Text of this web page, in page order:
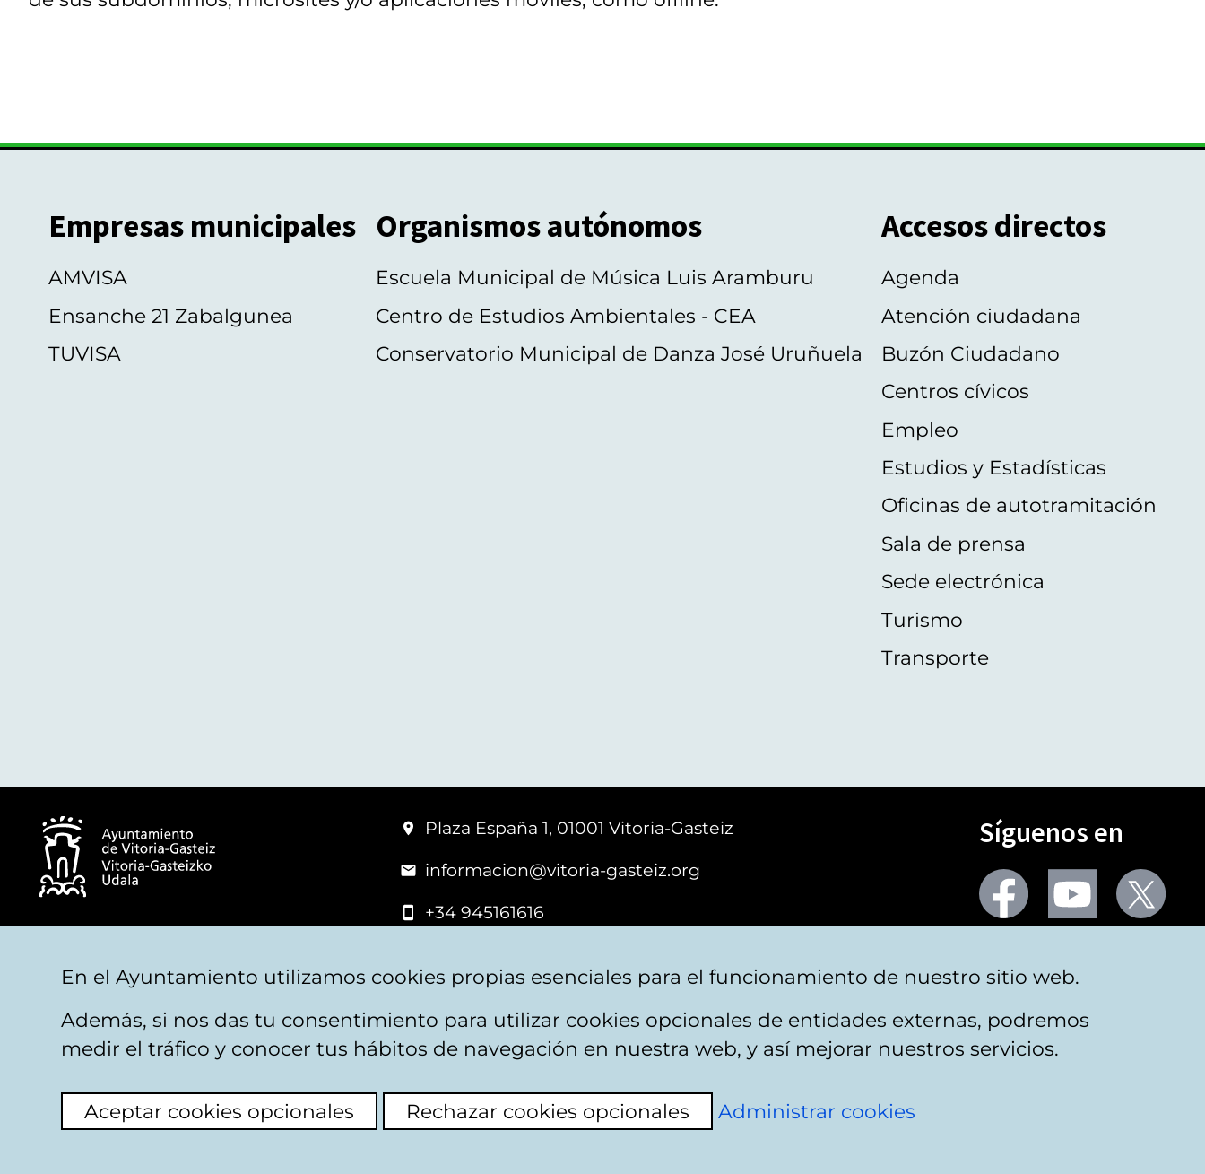
Empresas municipales
AMVISA
Ensanche 21 Zabalgunea
TUVISA
Organismos autónomos
Escuela Municipal de Música Luis Aramburu
Centro de Estudios Ambientales - CEA
Conservatorio Municipal de Danza José Uruñuela
Accesos directos
Agenda
Atención ciudadana
Buzón Ciudadano
Centros cívicos
Empleo
Estudios y Estadísticas
Oficinas de autotramitación
Sala de prensa
Sede electrónica
Turismo
Transporte
Plaza España 1, 01001 Vitoria-Gasteiz
informacion@vitoria-gasteiz.org
+34 945161616
Síguenos en
Seguir
en
facebook
Seguir
en
youtubeX
Aviso legal Privacidad Politica de cookies Mapa web Accesibilidad
En el Ayuntamiento utilizamos cookies propias esenciales para el funcionamiento de nuestro sitio web.
Además, si nos das tu consentimiento para utilizar cookies opcionales de entidades externas, podremos
medir el tráfico y conocer tus hábitos de navegación en nuestra web, y así mejorar nuestros servicios.
Aceptar cookies opcionales Rechazar cookies opcionales Administrar cookies